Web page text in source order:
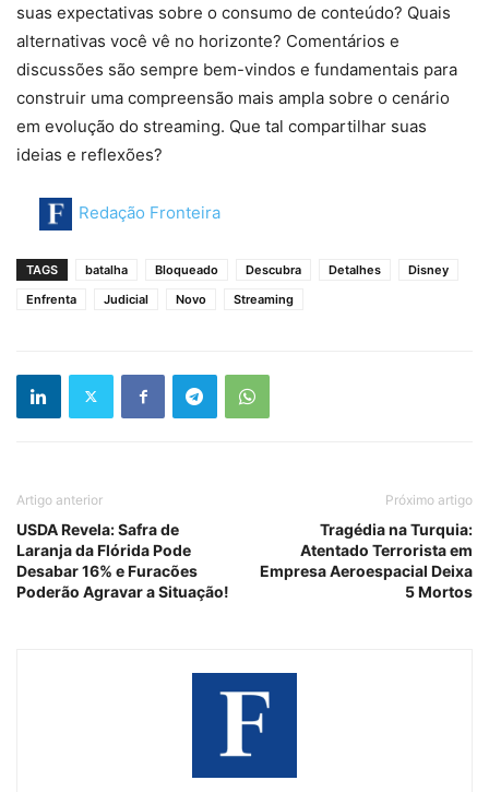
suas expectativas sobre o consumo de conteúdo? Quais
alternativas você vê no horizonte? Comentários e
discussões são sempre bem-vindos e fundamentais para
construir uma compreensão mais ampla sobre o cenário
em evolução do streaming. Que tal compartilhar suas
ideias e reflexões?
Redação Fronteira
TAGS batalha Bloqueado Descubra Detalhes
Disney
Enfrenta
Judicial Novo Streaming
Artigo anterior
USDA Revela: Safra de
Laranja da Flórida Pode
Desabar 16% e Furacões
Poderão Agravar a Situação!
Próximo artigo
Tragédia na Turquia:
Atentado Terrorista em
Empresa Aeroespacial Deixa
5 Mortos